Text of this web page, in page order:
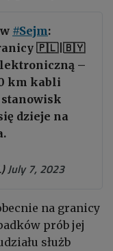
w #Sejm:
🇵🇱|🇧🇾
–
km kabli
stanowisk
dzieje na
July 7, 2023
na granicy
prób jej
służb